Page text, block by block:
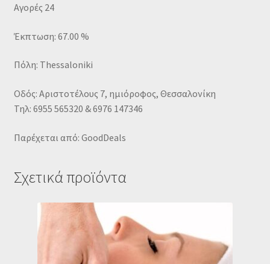
Αγορές 24
Έκπτωση: 67.00 %
Πόλη: Thessaloniki
Οδός: Αριστοτέλους 7, ημιόροφος, Θεσσαλονίκη
Τηλ: 6955 565320 & 6976 147346
Παρέχεται από: GoodDeals
Σχετικά προϊόντα